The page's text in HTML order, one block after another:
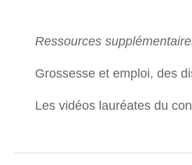
Ressources
Grossesse et emploi, des
Les vidéos lauréates du